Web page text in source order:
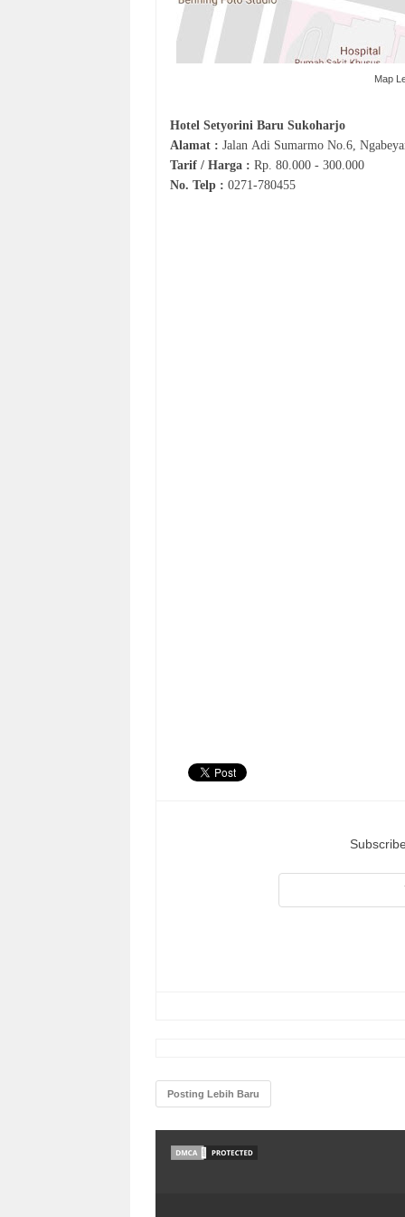
Map
Hotel Setyorini Baru Sukoharjo
Alamat : Jalan Adi Sumarmo No.6,
Tarif / Harga : Rp. 80.000 - 300.000
No. Telp : 0271‐780455
Posting Lebih Baru